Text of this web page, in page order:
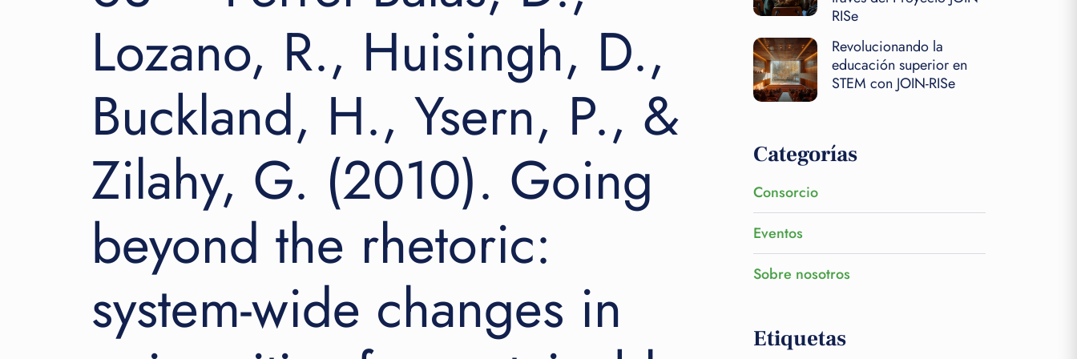
D.,
Lozano,
R.,
D.,
Buckland,
H.,
Ysern,
P.,
Zilahy,
(2010).
Going
Lozano, R., Huisingh, D.,
Buckland, H., Ysern, P., &
Zilahy, G. (2010). Going
beyond the rhetoric:
system-wide changes in
RISe
Revolucionando la
educación superior en
STEM con JOIN-RISe
Categorías
Consorcio
Eventos
Sobre nosotros
Etiquetas